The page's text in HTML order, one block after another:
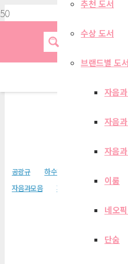
추천 도서
수상 도서
브랜드별 도서
자음
자음
자음
이룸
네오
단숨
제1회 김
공광규 하수현
자음과모음
자음과모음 소설